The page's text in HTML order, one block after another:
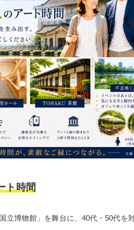
ト時間
立博物館」を舞台に、40代・50代を